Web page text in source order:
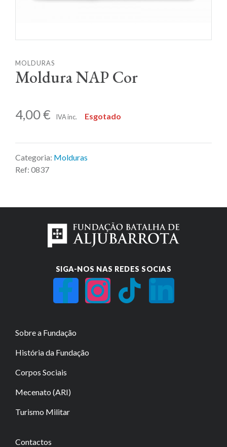
MOLDURAS
Moldura NAP Cor
4,00€ IVA inc. Esgotado
Categoria: Molduras
Ref: 0837
SIGA-NOS NAS REDES SOCIAS
Sobre a Fundação
História da Fundação
Corpos Sociais
Mecenato (ARI)
Turismo Militar
Contactos